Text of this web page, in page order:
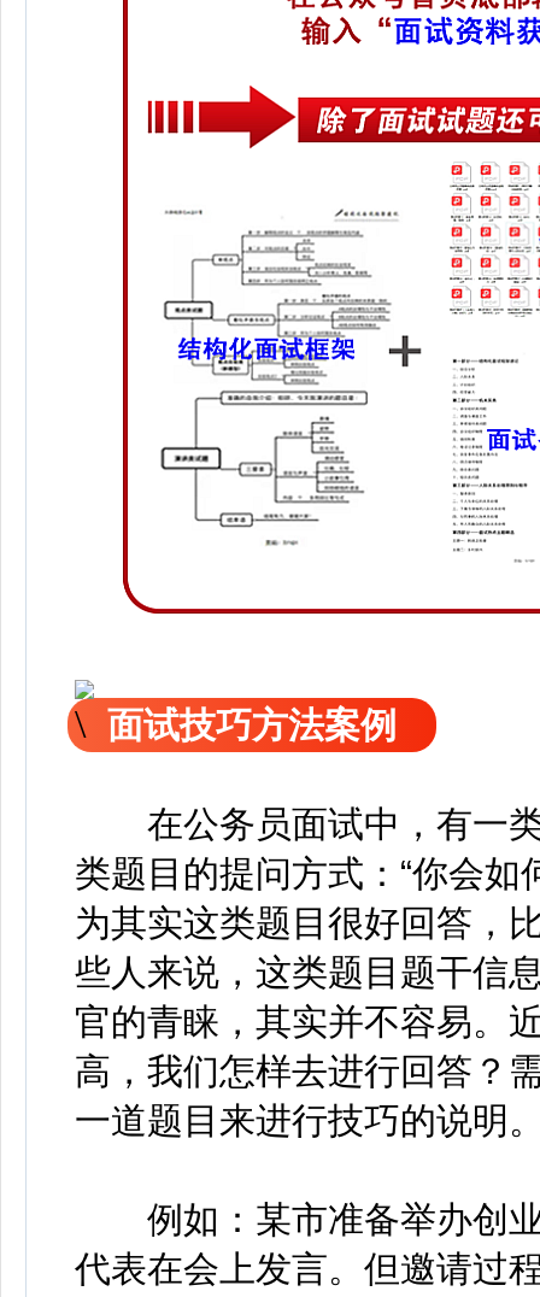
面试技巧方法案例
在公务员面试中，有一类
类题目的提问方式：“你会
为其实这类题目很好回答，
些人来说，这类题目题干信
官的青睐，其实并不容易。
高，我们怎样去进行回答？
一道题目来进行技巧的说明
例如：某市准备举办创业
代表在会上发言。但邀请过